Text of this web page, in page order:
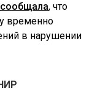
сообщала, что
временно
в нарушении